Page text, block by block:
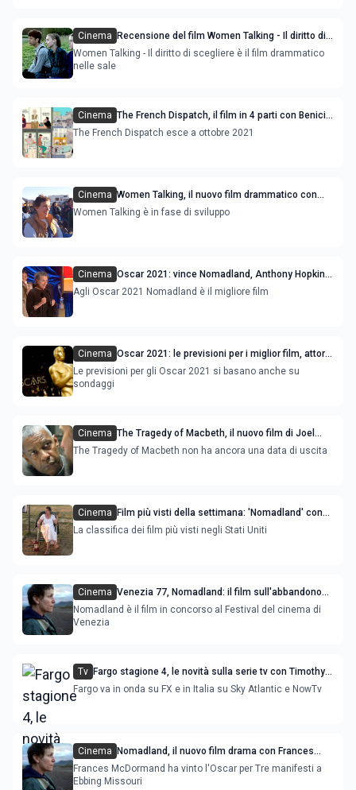
Cinema
Recensione del film Women Talking - Il diritto di
scegliere
Women Talking - Il diritto di scegliere è il film drammatico
nelle sale
Cinema The French Dispatch, il film in 4 parti con Benicio
Del Toro, e Léa Seydoux
The French Dispatch esce a ottobre 2021
Cinema Women Talking, il nuovo film drammatico con
Frances McDormand prodotto da Brad Pitt
Women Talking è in fase di sviluppo
Cinema Oscar 2021: vince Nomadland, Anthony Hopkins
e Frances Mcdormand migliori attori
Agli Oscar 2021 Nomadland è il migliore film
Cinema Oscar 2021: le previsioni per i miglior film, attore,
attrice e regista
Le previsioni per gli Oscar 2021 si basano anche su
sondaggi
Cinema The Tragedy of Macbeth, il nuovo film di Joel
Coen con Denzel Washington e Frances
McDormand
The Tragedy of Macbeth non ha ancora una data di uscita
Cinema
Film più visti della settimana: 'Nomadland' con
Frances McDormand è la novità
La classifica dei film più visti negli Stati Uniti
Cinema Venezia 77, Nomadland: il film sull'abbandono
delle regole con Frances McDormand
Nomadland è il film in concorso al Festival del cinema di
Venezia
Tv Fargo stagione 4, le novità sulla serie tv con Timothy
Olyphant e Chris Rock
Fargo va in onda su FX e in Italia su Sky Atlantic e NowTv
Cinema
Nomadland, il nuovo film drama con Frances
McDormand tratto da una storia vera
Frances McDormand ha vinto l'Oscar per Tre manifesti a
Ebbing Missouri